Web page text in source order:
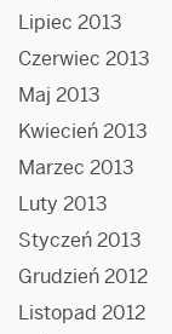
Lipiec 2013
Czerwiec 2013
Maj 2013
Kwiecień 2013
Marzec 2013
Luty 2013
Styczeń 2013
Grudzień 2012
Listopad 2012